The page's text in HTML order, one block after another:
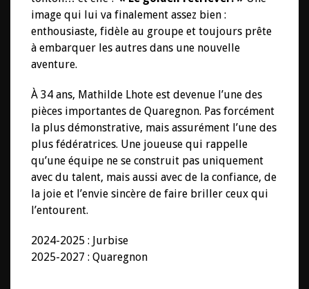
image qui lui va finalement assez bien :
enthousiaste, fidèle au groupe et toujours prête
à embarquer les autres dans une nouvelle
aventure.
À 34 ans, Mathilde Lhote est devenue l’une des
pièces importantes de Quaregnon. Pas forcément
la plus démonstrative, mais assurément l’une des
plus fédératrices. Une joueuse qui rappelle
qu’une équipe ne se construit pas uniquement
avec du talent, mais aussi avec de la confiance, de
la joie et l’envie sincère de faire briller ceux qui
l’entourent.
2024-2025 : Jurbise
2025-2027 : Quaregnon